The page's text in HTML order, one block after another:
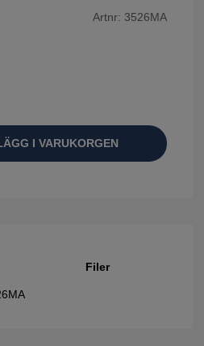
Artnr: 3526MA
I VARUKORGEN
Filer